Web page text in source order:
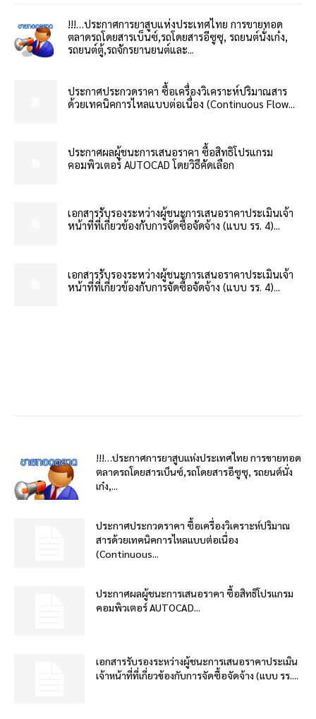
!!!…ประกาศการยาสูบแห่งประเทศไทย การขายทอด
ตลาดรถโดยสารเบ็นซ์,รถโดยสารอีซูซุ, รถยนต์นั่งเก๋ง,
รถยนต์ตู้,รถจักรยานยนต์และ...
ประกาศประกวดราคา ซื้อเครื่องวิเคราะห์ปริมาณสาร
ด้วยเทคนิคการไหลแบบต่อเนื่อง (Continuous Flow...
ประกาศผลผู้ชนะการเสนอราคา ซื้อสิทธิโปรแกรม
คอมพิวเตอร์ AUTOCAD โดยวิธีคัดเลือก
เอกสารรับรองระหว่างผู้ชนะการเสนอราคาประเมินเจ้า
หน้าที่ที่เกี่ยวข้องกับการจัดซื้อจัดจ้าง (แบบ รร. 4)...
เอกสารรับรองระหว่างผู้ชนะการเสนอราคาประเมินเจ้า
หน้าที่ที่เกี่ยวข้องกับการจัดซื้อจัดจ้าง (แบบ รร. 4)...
!!!…ประกาศการยาสูบแห่งประเทศไทย การขายทอด
ตลาดรถโดยสารเบ็นซ์,รถโดยสารอีซูซุ, รถยนต์นั่ง
เก๋ง,...
ประกาศประกวดราคา ซื้อเครื่องวิเคราะห์ปริมาณ
สารด้วยเทคนิคการไหลแบบต่อเนื่อง
(Continuous...
ประกาศผลผู้ชนะการเสนอราคา ซื้อสิทธิโปรแกรม
คอมพิวเตอร์ AUTOCAD...
เอกสารรับรองระหว่างผู้ชนะการเสนอราคาประเมิน
เจ้าหน้าที่ที่เกี่ยวข้องกับการจัดซื้อจัดจ้าง (แบบ รร....